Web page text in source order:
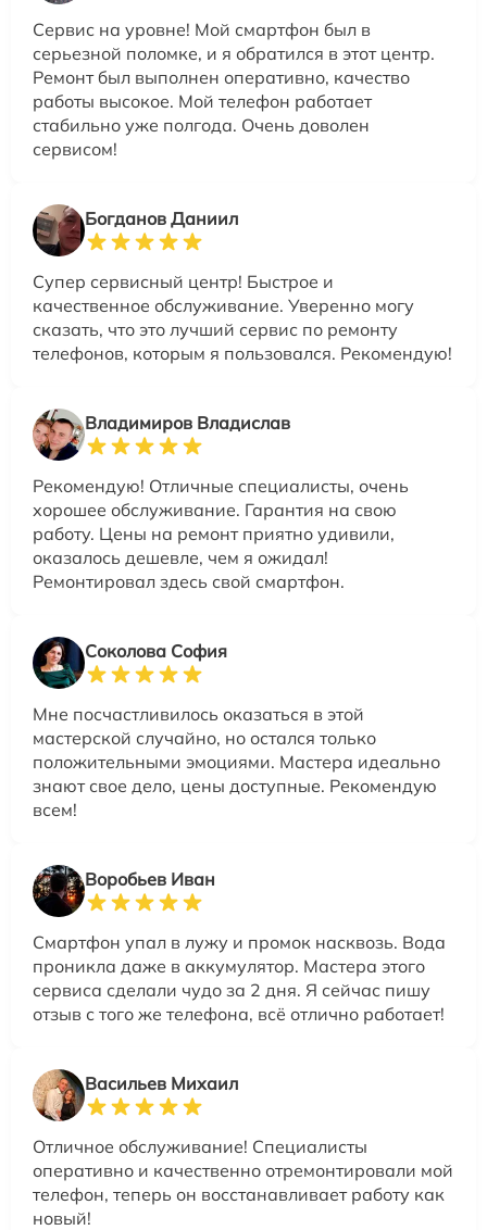
Сервис на уровне! Мой смартфон был в
серьезной поломке, и я обратился в этот центр.
Ремонт был выполнен оперативно, качество
работы высокое. Мой телефон работает
стабильно уже полгода. Очень доволен
сервисом!
Богданов Даниил
Супер сервисный центр! Быстрое и
качественное обслуживание. Уверенно могу
сказать, что это лучший сервис по ремонту
телефонов, которым я пользовался. Рекомендую!
Владимиров Владислав
Рекомендую! Отличные специалисты, очень
хорошее обслуживание. Гарантия на свою
работу. Цены на ремонт приятно удивили,
оказалось дешевле, чем я ожидал!
Ремонтировал здесь свой смартфон.
Соколова София
Мне посчастливилось оказаться в этой
мастерской случайно, но остался только
положительными эмоциями. Мастера идеально
знают свое дело, цены доступные. Рекомендую
всем!
Воробьев Иван
Смартфон упал в лужу и промок насквозь. Вода
проникла даже в аккумулятор. Мастера этого
сервиса сделали чудо за 2 дня. Я сейчас пишу
отзыв с того же телефона, всё отлично работает!
Васильев Михаил
Отличное обслуживание! Специалисты
оперативно и качественно отремонтировали мой
телефон, теперь он восстанавливает работу как
новый!